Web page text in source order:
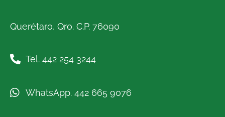
Querétaro, Qro. C.P. 76090
Tel. 442 254 3244
WhatsApp. 442 665 9076